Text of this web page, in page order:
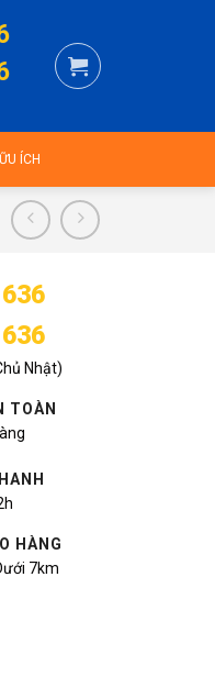
ÍCH
Nhật)
TOÀN
HÀNG
7km